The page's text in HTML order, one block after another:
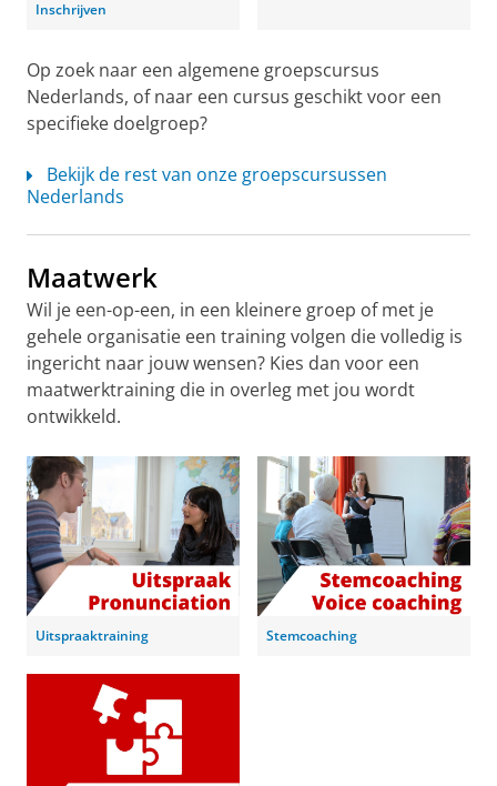
Inschrijven
Op zoek naar een algemene groepscursus
Nederlands, of naar een cursus geschikt voor een
specifieke doelgroep?
Bekijk de rest van onze groepscursussen
Nederlands
Maatwerk
Wil je een-op-een, in een kleinere groep of met je
gehele organisatie een training volgen die volledig is
ingericht naar jouw wensen? Kies dan voor een
maatwerktraining die in overleg met jou wordt
ontwikkeld.
Uitspraaktraining Stemcoaching